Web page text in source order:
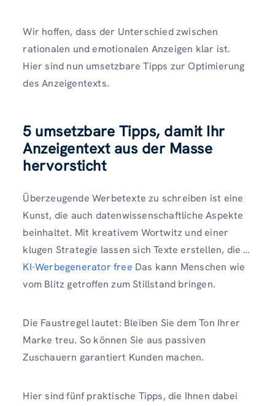
Wir hoffen, dass der Unterschied zwischen
rationalen und emotionalen Anzeigen klar ist.
Hier sind nun umsetzbare Tipps zur Optimierung
des Anzeigentexts.
5 umsetzbare Tipps, damit Ihr
Anzeigentext aus der Masse
hervorsticht
Überzeugende Werbetexte zu schreiben ist eine
Kunst, die auch datenwissenschaftliche Aspekte
beinhaltet. Mit kreativem Wortwitz und einer
klugen Strategie lassen sich Texte erstellen, die …
KI-Werbegenerator free Das kann Menschen wie
vom Blitz getroffen zum Stillstand bringen.
Die Faustregel lautet: Bleiben Sie dem Ton Ihrer
Marke treu. So können Sie aus passiven
Zuschauern garantiert Kunden machen.
Hier sind fünf praktische Tipps, die Ihnen dabei